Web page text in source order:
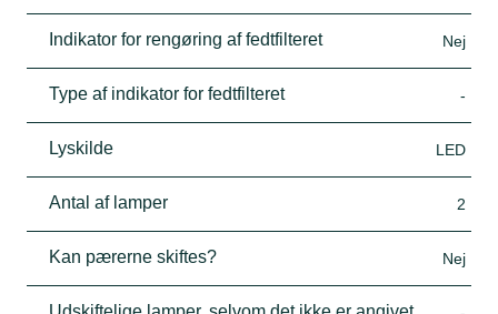
Indikator for rengøring af fedtfilteret Nej
Type af indikator for fedtfilteret -
Lyskilde LED
Antal af lamper 2
Kan pærerne skiftes? Nej